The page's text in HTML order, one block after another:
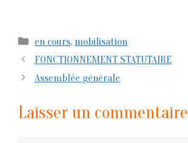
Catégories
en cours, mobilisation
FONCTIONNEMENT STATUTAIRE
Assemblée générale
Laisser un commentaire